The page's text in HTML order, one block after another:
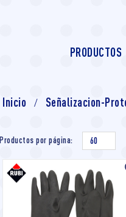
PRODUCTOS
Inicio Señalizacion-
Productos por página: 60